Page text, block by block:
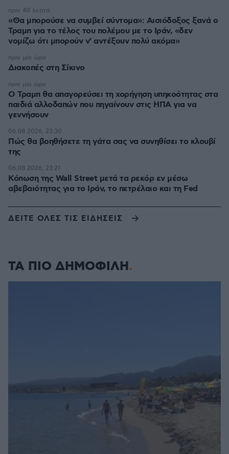
«Θα μπορούσε να συμβεί σύντομα»: Αισιόδοξος ξανά ο
Τραμπ για το τέλος του πολέμου με το Ιράν, «δεν
νομίζω ότι μπορούν ν' αντέξουν πολύ ακόμα»
πριν 40 λεπτά
Διακοπές στη Σίκινο
πριν μία ώρα
Ο Τραμπ θα απαγορεύσει τη χορήγηση υπηκοότητας στα
παιδιά αλλοδαπών που πηγαίνουν στις ΗΠΑ για να
γεννήσουν
πριν μία ώρα
Πώς θα βοηθήσετε τη γάτα σας να συνηθίσει το κλουβί
της
06.08.2026, 23:30
Κόπωση της Wall Street μετά τα ρεκόρ εν μέσω
αβεβαιότητας για το Ιράν, το πετρέλαιο και τη Fed
06.08.2026, 23:21
ΔΕΙΤΕ ΟΛΕΣ ΤΙΣ ΕΙΔΗΣΕΙΣ
ΤΑ ΠΙΟ ΔΗΜΟΦΙΛΗ